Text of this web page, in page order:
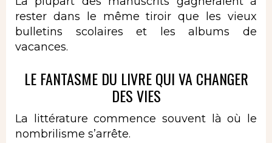
rester dans le même tiroir que les vieux
bulletins scolaires et les albums de
vacances.
LE FANTASME DU LIVRE QUI VA CHANGER
DES VIES
La littérature commence souvent là où le
nombrilisme s’arrête.